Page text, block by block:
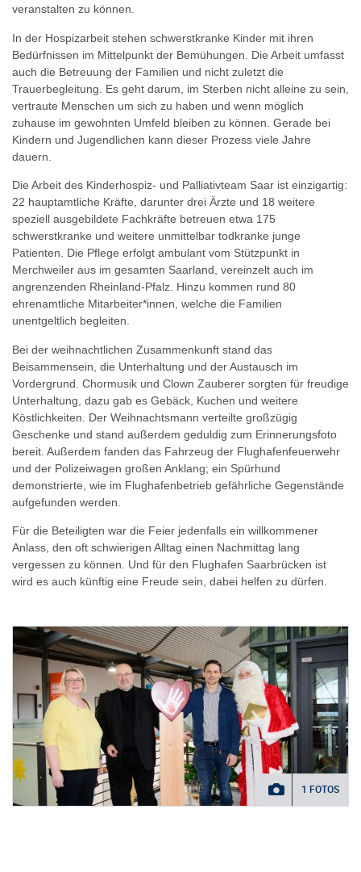
veranstalten zu können.
In der Hospizarbeit stehen schwerstkranke Kinder mit ihren
Bedürfnissen im Mittelpunkt der Bemühungen. Die Arbeit umfasst
auch die Betreuung der Familien und nicht zuletzt die
Trauerbegleitung. Es geht darum, im Sterben nicht alleine zu sein,
vertraute Menschen um sich zu haben und wenn möglich
zuhause im gewohnten Umfeld bleiben zu können. Gerade bei
Kindern und Jugendlichen kann dieser Prozess viele Jahre
dauern.
Die Arbeit des Kinderhospiz- und Palliativteam Saar ist einzigartig:
22 hauptamtliche Kräfte, darunter drei Ärzte und 18 weitere
speziell ausgebildete Fachkräfte betreuen etwa 175
schwerstkranke und weitere unmittelbar todkranke junge
Patienten. Die Pflege erfolgt ambulant vom Stützpunkt in
Merchweiler aus im gesamten Saarland, vereinzelt auch im
angrenzenden Rheinland-Pfalz. Hinzu kommen rund 80
ehrenamtliche Mitarbeiter*innen, welche die Familien
unentgeltlich begleiten.
Bei der weihnachtlichen Zusammenkunft stand das
Beisammensein, die Unterhaltung und der Austausch im
Vordergrund. Chormusik und Clown Zauberer sorgten für freudige
Unterhaltung, dazu gab es Gebäck, Kuchen und weitere
Köstlichkeiten. Der Weihnachtsmann verteilte großzügig
Geschenke und stand außerdem geduldig zum Erinnerungsfoto
bereit. Außerdem fanden das Fahrzeug der Flughafenfeuerwehr
und der Polizeiwagen großen Anklang; ein Spürhund
demonstrierte, wie im Flughafenbetrieb gefährliche Gegenstände
aufgefunden werden.
Für die Beteiligten war die Feier jedenfalls ein willkommener
Anlass, den oft schwierigen Alltag einen Nachmittag lang
vergessen zu können. Und für den Flughafen Saarbrücken ist
wird es auch künftig eine Freude sein, dabei helfen zu dürfen.
1 FOTOS